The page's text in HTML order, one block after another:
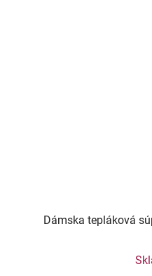
Dámska tepláková